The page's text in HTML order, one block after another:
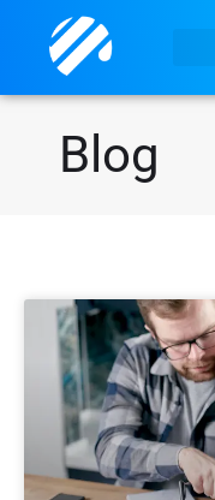
Blog